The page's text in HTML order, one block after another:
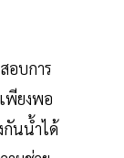
อบการ
พียงพอ
กันน้ำได้